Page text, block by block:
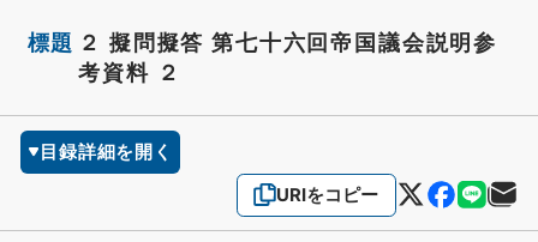
標題 ２ 擬問擬答 第七十六回帝国議会説明参
考資料 ２
目録詳細を開く
URIをコピー